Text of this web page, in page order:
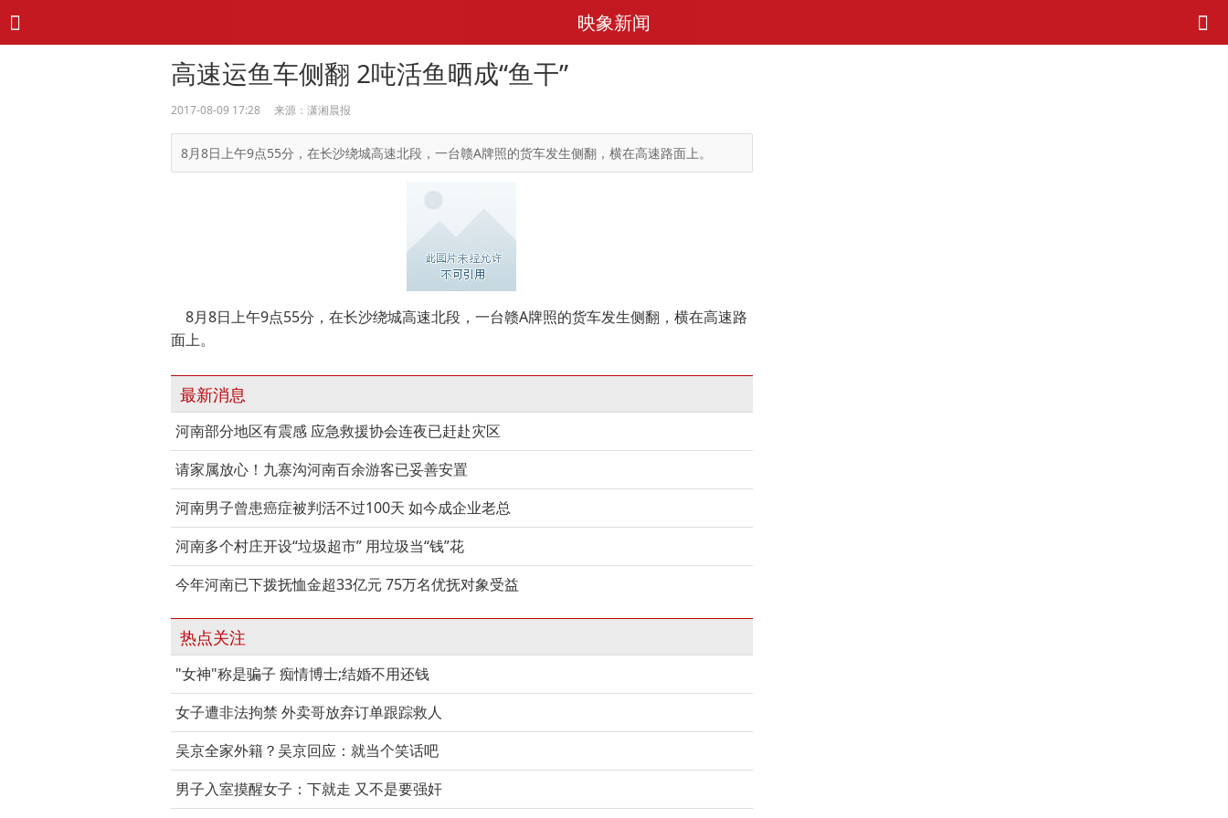
映象新闻
高速运鱼车侧翻 2吨活鱼晒成“鱼干”
2017-08-09 17:28 来源：潇湘晨报
8月8日上午9点55分，在长沙绕城高速北段，一台赣A牌照的货车发生侧翻，横在高速路面上。
8月8日上午9点55分，在长沙绕城高速北段，一台赣A牌照的货车发生侧翻，横在高速路
面上。
最新消息
河南部分地区有震感 应急救援协会连夜已赶赴灾区
请家属放心！九寨沟河南百余游客已妥善安置
河南男子曾患癌症被判活不过100天 如今成企业老总
河南多个村庄开设“垃圾超市” 用垃圾当“钱”花
今年河南已下拨抚恤金超33亿元 75万名优抚对象受益
热点关注
"女神"称是骗子 痴情博士;结婚不用还钱
女子遭非法拘禁 外卖哥放弃订单跟踪救人
吴京全家外籍？吴京回应：就当个笑话吧
男子入室摸醒女子：下就走 又不是要强奸